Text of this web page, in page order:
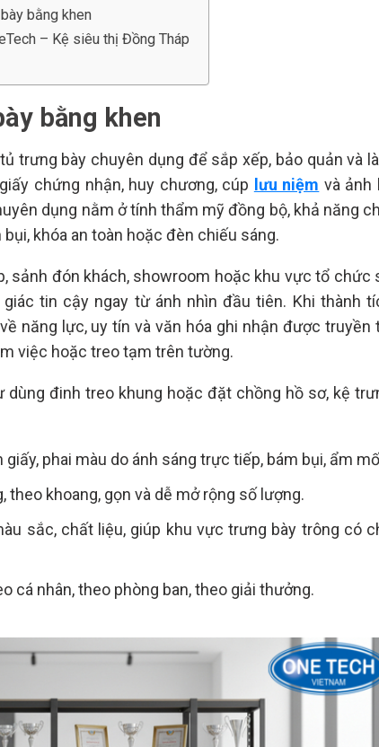
bằng khen
– Kệ siêu thị Đồng Tháp
bằng khen
trưng bày chuyên dụng để sắp xếp, bảo quản và
chứng nhận, huy chương, cúp
lưu niệm và ảnh
dụng nằm ở tính thẩm mỹ đồng bộ, khả năng
khóa an toàn hoặc đèn chiếu sáng.
sảnh đón khách, showroom hoặc khu vực tổ chức
tin cậy ngay từ ánh nhìn đầu tiên. Khi thành
năng lực, uy tín và văn hóa ghi nhận được truyền
việc hoặc treo tạm trên tường.
dùng đinh treo khung hoặc đặt chồng hồ sơ, kệ
giấy, phai màu do ánh sáng trực tiếp, bám bụi, ẩm
theo khoang, gọn và dễ mở rộng số lượng.
sắc, chất liệu, giúp khu vực trưng bày trông có
cá nhân, theo phòng ban, theo giải thưởng.